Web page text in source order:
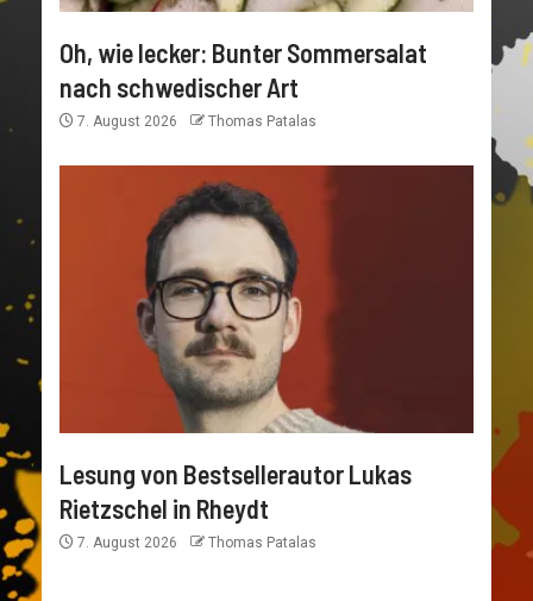
Oh, wie lecker: Bunter Sommersalat
nach schwedischer Art
7. August 2026 Thomas Patalas
Lesung von Bestsellerautor Lukas
Rietzschel in Rheydt
7. August 2026 Thomas Patalas